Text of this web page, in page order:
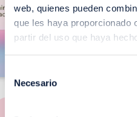
web, quienes pueden
que les haya proporcionado
partir del uso que haya
consentimiento
Necesario
e
n